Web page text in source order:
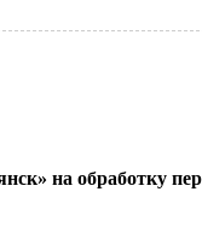
на обработку